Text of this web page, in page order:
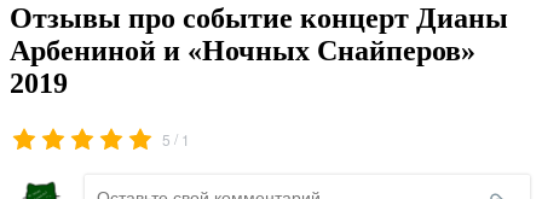
Отзывы про событие концерт Дианы
Арбениной и «Ночных Снайперов»
2019
5 / 1